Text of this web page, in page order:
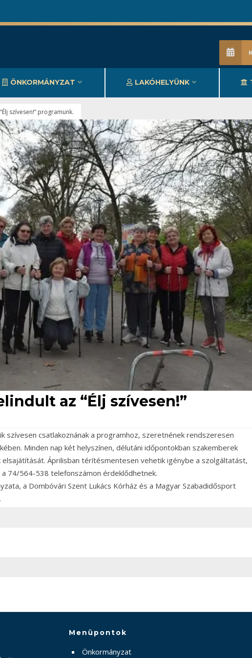
ÖNKORMÁNYZAT LAKÓHELYÜNK
szívesen!” programunk.
az “Élj szívesen!”
szívesen csatlakoznának a programhoz, szeretnének rendszeresen
Minden nap két helyszínen, délutáni időpontokban szakemberek
elsajátítását. Áprilisban térítésmentesen vehetik igénybe a szolgáltatást,
74/564-538 telefonszámon érdeklődhetnek.
a Dombóvári Szent Lukács Kórház és a Magyar Szabadidősport
Menüpontok
Önkormányzat